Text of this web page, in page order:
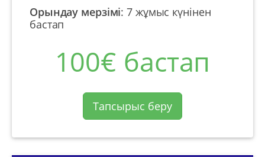
Орындау мерзімі:7 жұмыс күнінен
бастап
100€ бастап
Тапсырыс беру